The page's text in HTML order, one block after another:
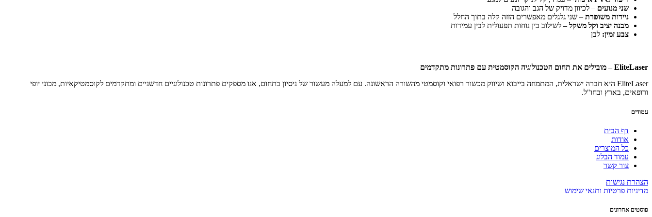
שני מנועים – לכיוון מדויק של הגב והגובה
ניידות משופרת – שני גלגלים מאפשרים הזזה קלה בתוך החלל
מבנה יציב וקל משקל –לשילוב בין נוחות תפעולית לבין עמידות
צבע זמין: לבן
EliteLaser – מובילים את תחום הטכנולוגיה הקוסמטית עם פתרונות מתקדמים
EliteLaser היא חברה ישראלית, המתמחה בייבוא ושיווק מכשור רפואי וקוסמטי מהשורה הראשונה. עם למעלה מעשור של ניסיון בתחום, אנו מספקים פתרונות טכנולוגיים חדשניים ומתקדמים לקוסמטיקאיות, מכוני יופי
ורופאים, בארץ ובחו"ל.
עמודים
דף הבית
אודות
כל המוצרים
עמוד הבלוג
צור קשר
הצהרת נגישות
מדיניות פרטיות ותנאי שימוש
פוסטים אחרונים